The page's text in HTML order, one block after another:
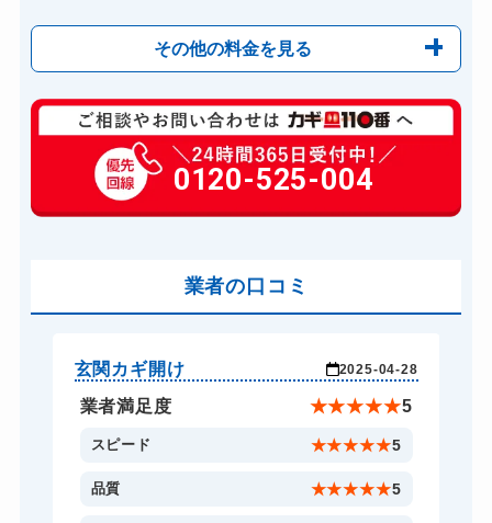
その他の料金を見る
玄関カギ修理 6,600円～(税込)
玄関カギ作成 14,300円～(税込)
玄関カギ交換 14,300円～(税込)
バイクカギ開け
スーツケースカギ開け 8,800円～(税込)
金庫カギ開け 14,300円～(税込)
金庫カギ修理 11,000円～(税込)
ロッカーカギ開け 8,800円～(税込)
0120-525-004
業者の口コミ
玄関カギ開け 2025-04-28
業者満足度 ★★★★★5
スピード ★★★★★5
品質 ★★★★★5